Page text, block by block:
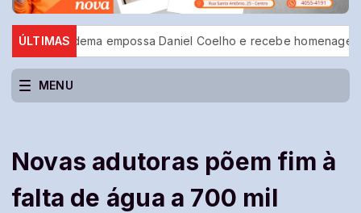
ÚLTIMAS
empossa Daniel Coelho e recebe homenagem do prefeito
MENU
Novas adutoras põem fim à
falta de água a 700 mil